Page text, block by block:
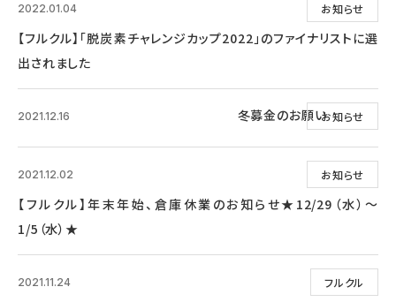
お知らせ
2022.01.04
【フルクル】「脱炭素チャレンジカップ2022」のファイナリストに選
出されました
お知らせ
2021.12.16 冬募金のお願い
お知らせ
2021.12.02
【フルクル】年末年始、倉庫休業のお知らせ★12/29（水）～
1/5（水）★
フルクル
2021.11.24